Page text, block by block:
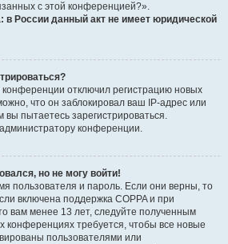
с этой конференцией?».
в России данный акт не имеет юридической
отключил регистрацию новых
что он заблокировал ваш IP-адрес или
пытаетесь зарегистрироваться.
конференции.
но не могу войти!
пользователя и пароль. Если они верны, то
включена поддержка COPPA и при
вам менее 13 лет, следуйте полученным
конференциях требуется, чтобы все новые
пользователями или